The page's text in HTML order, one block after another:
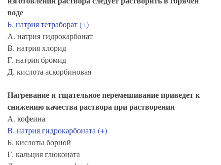
воде
Б. натрия тетраборат (+)
А. натрия гидрокарбонат
В. натрия хлорид
Г. натрия бромид
Д. кислота аскорбиновая
Нагревание и тщательное перемешивание приведет к
снижению качества раствора при растворении
А. кофеина
В. натрия гидрокарбоната (+)
Б. кислоты борной
Г. кальция глюконата